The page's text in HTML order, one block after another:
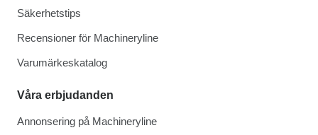
Säkerhetstips
Recensioner för Machineryline
Varumärkeskatalog
Våra erbjudanden
Annonsering på Machineryline